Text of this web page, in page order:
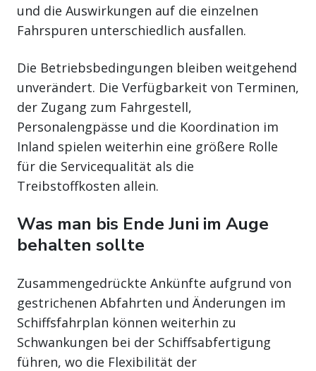
und die Auswirkungen auf die einzelnen
Fahrspuren unterschiedlich ausfallen.
Die Betriebsbedingungen bleiben weitgehend
unverändert. Die Verfügbarkeit von Terminen,
der Zugang zum Fahrgestell,
Personalengpässe und die Koordination im
Inland spielen weiterhin eine größere Rolle
für die Servicequalität als die
Treibstoffkosten allein.
Was man bis Ende Juni im Auge
behalten sollte
Zusammengedrückte Ankünfte aufgrund von
gestrichenen Abfahrten und Änderungen im
Schiffsfahrplan können weiterhin zu
Schwankungen bei der Schiffsabfertigung
führen, wo die Flexibilität der